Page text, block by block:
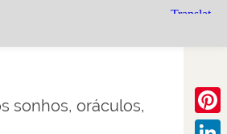
sonhos, oráculos,